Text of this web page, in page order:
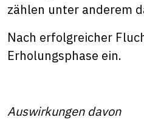
zählen unter anderem
Nach erfolgreicher
Erholungsphase ein.
Auswirkungen davon